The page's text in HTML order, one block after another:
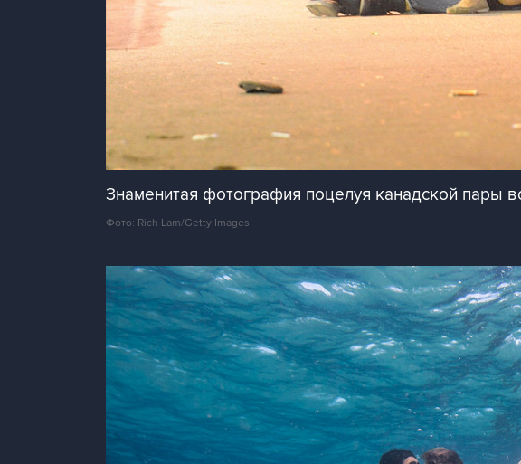
Знаменитая фотография поцелуя канадской пары
Фото: Rich Lam/Getty Images